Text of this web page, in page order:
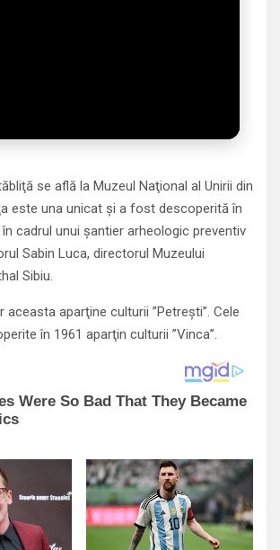
se află la Muzeul Naţional al Unirii din
este una unicat şi a fost descoperită în
cadrul unui şantier arheologic preventiv
Sabin Luca, directorul Muzeului
Sibiu.
aparţine culturii ”Petreşti”. Cele
în 1961 aparţin culturii ”Vinca”.